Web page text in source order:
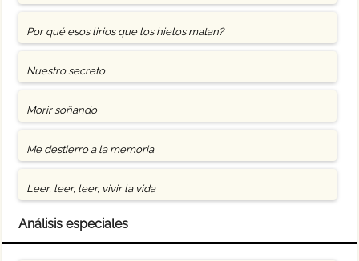
Por qué esos lirios que los hielos matan?
Nuestro secreto
Morir soñando
Me destierro a la memoria
Leer, leer, leer, vivir la vida
Análisis especiales